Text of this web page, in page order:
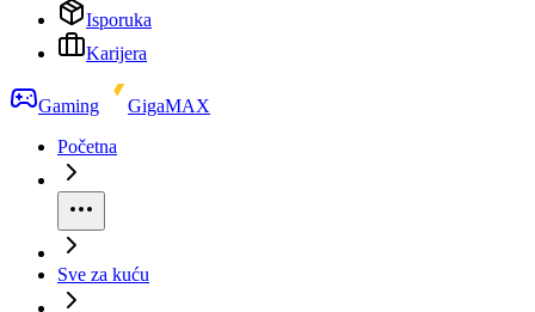
Isporuka
Karijera
Gaming
GigaMAX
Početna
Sve za kuću